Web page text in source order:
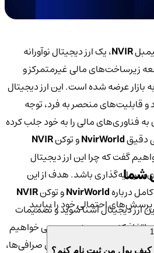
NVIR، یک ارز دیجیتال نوآورانه
زیرساخت‌های مالی غیرمتمرکز و
بازار عرضه شده است. این ارز دیجیتال
قابلیت‌های منحصر به فرد، توجه
فناوری‌های مالی را به خود جلب کرده
دقیقNvirWorldو توکنNVIR
گفت که چرا این ارز دیجیتال
سرمایه‌گذاری باشد. هدف از این
دربارهNvirWorldو توکنNVIR
ارز دیجیتال آشنا شوید و تصمیمات
اتخاذ کنید. همچنین، بررسی خواهیم
به عنوان یکی از معتبرترین صرافی‌ها،
احتمالی خود را بیابید
پول من ثبت نام کنم؟